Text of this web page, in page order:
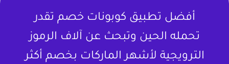
أفضل تطبيق كوبونات خصم تقدر
تحمله الحين وتبحث عن آلاف الرموز
الترويجية لأشهر الماركات بخصم أكثر